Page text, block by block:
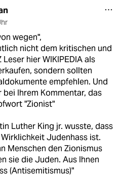
wegen",
nicht dem kritischen und
hier WIKIPEDIA als
sondern sollten
empfehlen. Und
bei Ihrem Kommentar, das
"Zionist"
Luther King jr. wusste, dass
Judenhass ist.
Menschen den Zionismus
sie die Juden. Aus Ihnen
(Antisemitismus)"